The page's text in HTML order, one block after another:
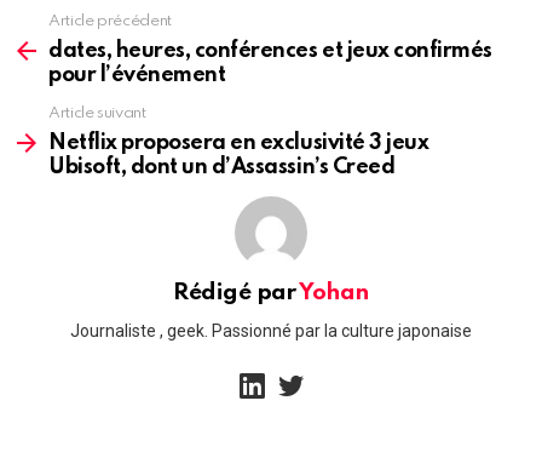
more
Article précédent
dates, heures, conférences et jeux confirmés
pour l’événement
Article suivant
Netflix proposera en exclusivité 3 jeux
Ubisoft, dont un d’Assassin’s Creed
Rédigé parYohan
Journaliste , geek. Passionné par la culture japonaise